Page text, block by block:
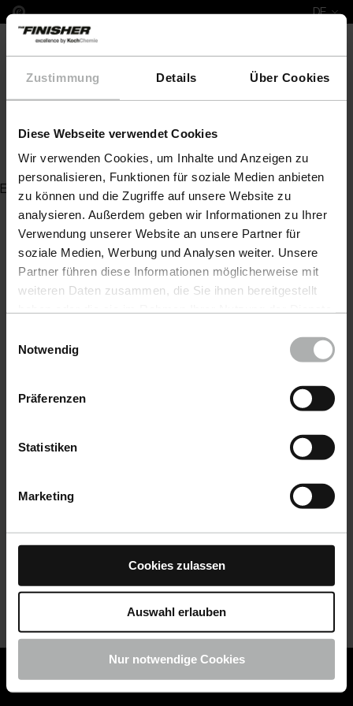
Zustimmung Details Über Cookies
Diese Webseite verwendet Cookies
Wir verwenden Cookies, um Inhalte und Anzeigen zu
personalisieren, Funktionen für soziale Medien anbieten
zu können und die Zugriffe auf unsere Website zu
analysieren. Außerdem geben wir Informationen zu Ihrer
Verwendung unserer Website an unsere Partner für
soziale Medien, Werbung und Analysen weiter. Unsere
Partner führen diese Informationen möglicherweise mit
weiteren Daten zusammen, die Sie ihnen bereitgestellt
Einstellungen zu den Cookies finden Sie unter
Notwendig
Präferenzen
Statistiken
Marketing
Cookies zulassen
Auswahl erlauben
Nur notwendige Cookies
DE
COLOURLOCK ist jetzt Teil von KochChemie -
COLOURLOCK Produkte shoppen
PreWash express
Es wurde kein Artikel zu Ihrer Anfrage gefunden